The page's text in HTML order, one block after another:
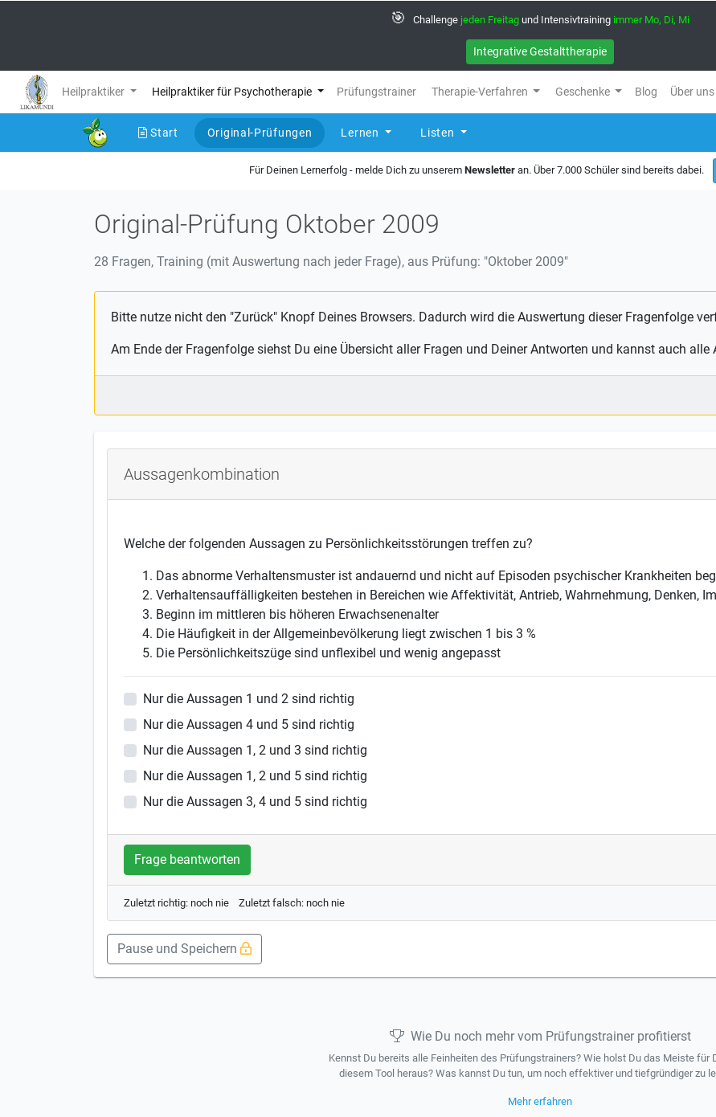
🎯 Challenge jeden Freitag und Intensivtraining immer Mo, Di, Mi
Integrative Gestalttherapie
Heilpraktiker Heilpraktiker für Psychotherapie Prüfungstrainer Therapie-Verfahren Geschenke Blog Über uns
Start
Original-Prüfungen
Lernen Listen
Für Deinen Lernerfolg - melde Dich zu unserem Newsletteran. Über 7.000 Schüler sind bereits dabei.
Original-Prüfung Oktober 2009
28 Fragen, Training (mit Auswertung nach jeder Frage), aus Prüfung: "Oktober 2009"
Bitte nutze nicht den "Zurück" Knopf Deines Browsers. Dadurch wird die Auswertung dieser Fragenfolge
Am Ende der Fragenfolge siehst Du eine Übersicht aller Fragen und Deiner Antworten und kannst auch alle
Aussagenkombination
Welche der folgenden Aussagen zu Persönlichkeitsstörungen treffen zu?
Das abnorme Verhaltensmuster ist andauernd und nicht auf Episoden psychischer Krankheiten
Verhaltensauffälligkeiten bestehen in Bereichen wie Affektivität, Antrieb, Wahrnehmung, Denken,
Beginn im mittleren bis höheren Erwachsenenalter
Die Häufigkeit in der Allgemeinbevölkerung liegt zwischen 1 bis 3 %
Die Persönlichkeitszüge sind unflexibel und wenig angepasst
Nur die Aussagen 1 und 2 sind richtig
Nur die Aussagen 4 und 5 sind richtig
Nur die Aussagen 1, 2 und 3 sind richtig
Nur die Aussagen 1, 2 und 5 sind richtig
Nur die Aussagen 3, 4 und 5 sind richtig
Frage beantworten
Zuletzt richtig: noch nie Zuletzt falsch: noch nie
Pause und Speichern
Wie Du noch mehr vom Prüfungstrainer profitierst
Kennst Du bereits alle Feinheiten des Prüfungstrainers? Wie holst Du das Meiste für
diesem Tool heraus? Was kannst Du tun, um noch effektiver und tiefgründiger zu
Mehr erfahren